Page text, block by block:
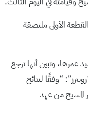
الأولى ملتصقة
عمرها، وتبين أنها ترجع
وحسب “رويترز”: “وفقًا لنتائج
المسيح من عهد